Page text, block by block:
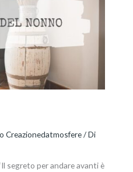
Creazionedatmosfere/ Di
segreto per andare avanti è